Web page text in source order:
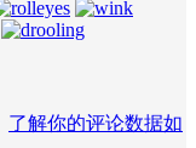
了解你的评论数据如